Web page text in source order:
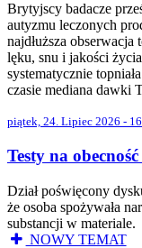
Brytyjscy badacze
autyzmu leczonych
najdłuższa
lęku, snu i jakości
systematycznie
czasie mediana dawki
piątek, 24. Lipiec 2026 -
Testy na
Dział poświęcony
że osoba spożywała
substancji w materiale.
NOWY TEMAT